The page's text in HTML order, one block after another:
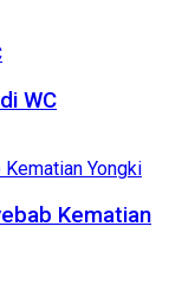
WC
Kematian